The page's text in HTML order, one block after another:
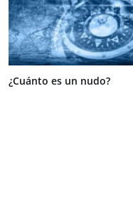
¿Cuánto es un nudo?